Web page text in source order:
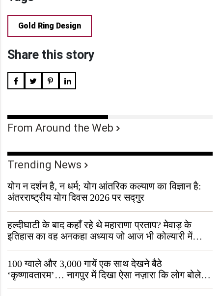
Gold Ring Design
Share this story
From Around the Web
Trending News
योग न दर्शन है, न धर्म; योग आंतरिक कल्याण का विज्ञान है:
अंतरराष्ट्रीय योग दिवस 2026 पर सद्गुर
हल्दीघाटी के बाद कहाँ रहे थे महाराणा प्रताप? मेवाड़ के
इतिहास का वह अनकहा अध्याय जो आज भी कोल्यारी में
जीवित है
100 ग्वाले और 3,000 गायें एक साथ देखने बैठे
‘कृष्णावतारम’… नागपुर में दिखा ऐसा नज़ारा कि लोग बोले,
“ऐसा तो सिर्फ़ कृष्ण ही कर सकते हैं”